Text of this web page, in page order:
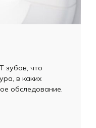
зубов, что
в каких
обследование.